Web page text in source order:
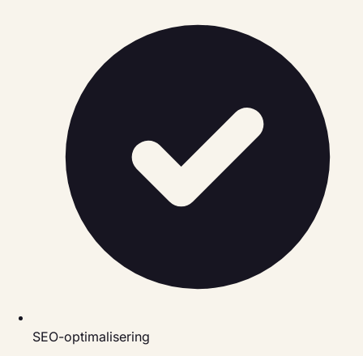
SEO-optimalisering